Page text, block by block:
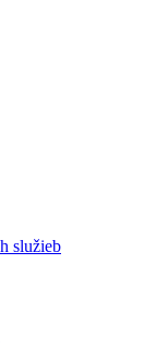
služieb